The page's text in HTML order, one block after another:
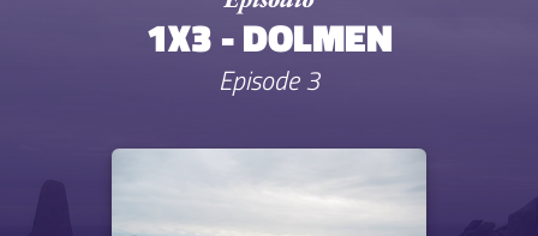
1X3 - DOLMEN
Episode 3